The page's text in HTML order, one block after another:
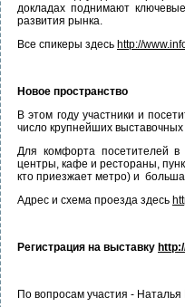
докладах поднимают
развития рынка.
Все спикеры здесь http://
Новое пространство
В этом году участники и
число крупнейших
Для комфорта посетителей в
центры, кафе и рестораны,
кто приезжает метро) и
Адрес и схема проезда здесь
Регистрация на выставку
По вопросам участия -